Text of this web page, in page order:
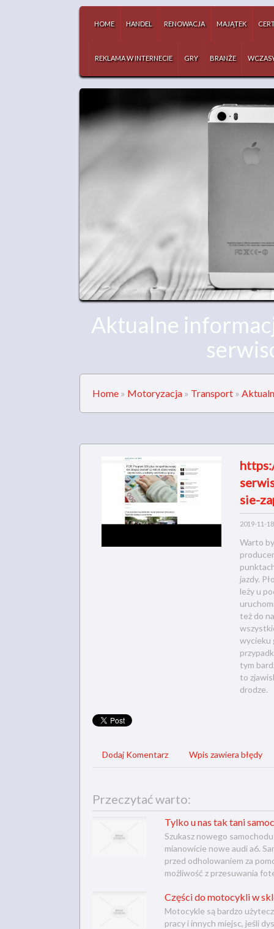
HOME HANDEL RENOWACJA MAJĄTEK
REKLAMA W INTERNECIE GRY BRANŻE
Aktualne
Home » Motoryzacja » Transport »
sie-
2019-11-18
Warto
jazdy.
leży u
też do
wycieku
tym
to
drodze.
Dodaj Komentarz Wpis zawiera błędy
Przeczytać warto:
Tylko u nas tak tani
Szukasz nowego
mianowicie nowe audi a6.
przed odholowaniem za
możliwość z przesuwania
Części do motocykli w
Motocykle są bardzo
pracy i innych miejsc, jeśli